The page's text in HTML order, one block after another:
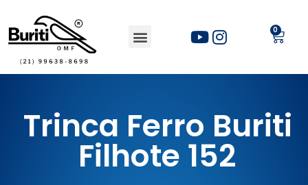
Trinca Ferro Buriti
Filhote 152